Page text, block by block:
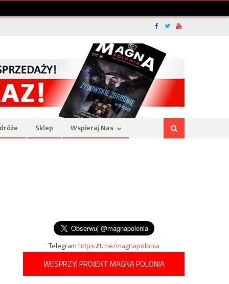
Sklep Wspieraj Nas
Telegramhttps://t.me/magnapolonia
WESPRZYJ PROJEKT MAGNA POLONIA